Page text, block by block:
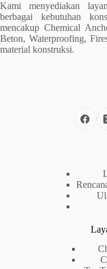
Kami menyediakan
berbagai kebutuhan
mencakup Chemical
Beton, Waterproofing,
material konstruksi.